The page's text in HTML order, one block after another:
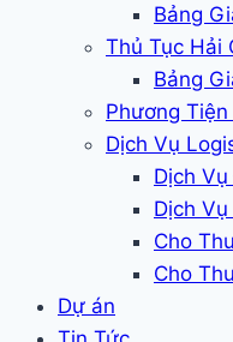
Bảng
Thủ Tục Hải
Bảng
Phương Tiện
Dịch Vụ
Dịch
Dịch
Cho
Cho
Dự án